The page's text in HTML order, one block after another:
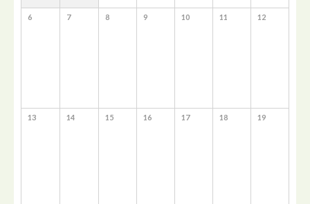
6 7 8 9 10 11 12
13 14 15 16 17 18 19